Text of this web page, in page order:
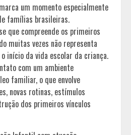
um momento especialmente
famílias brasileiras.
que compreende os primeiros
muitas vezes não representa
início da vida escolar da criança.
com um ambiente
familiar, o que envolve
novas rotinas, estímulos
dos primeiros vínculos